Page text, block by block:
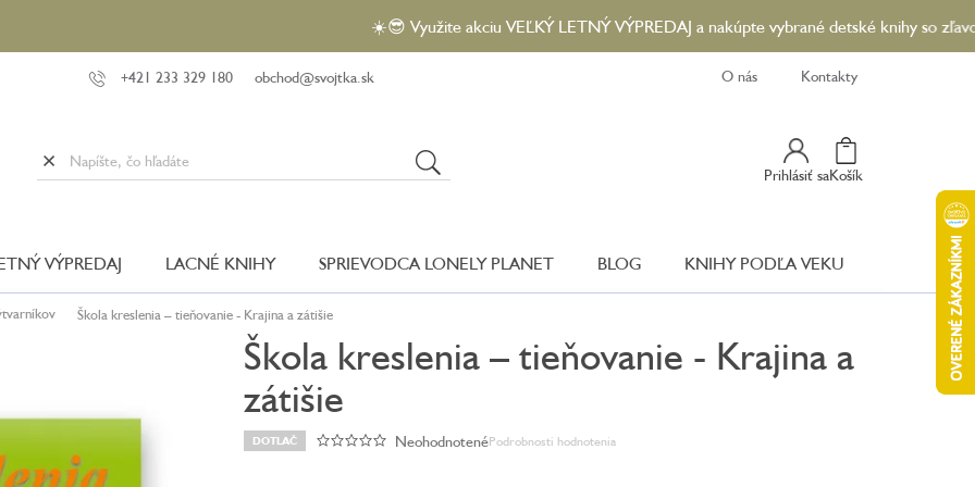
☀️😎 Využite akciu VEĽKÝ LETNÝ VÝPREDAJ a nakúpte vybrané detské knihy so zľavou až
+421 233 329 180 obchod@svojtka.sk O nás Kontakty
Prihlásiť sa
Nákupný
Košík
VÝPREDAJ LACNÉ KNIHY SPRIEVODCA LONELY PLANET BLOG KNIHY PODĽA VEKU
Škola kreslenia – tieňovanie - Krajina a zátišie
Škola kreslenia – tieňovanie - Krajina a
zátišie
Podrobnosti hodnotenia
DOTLAČ
Priemerné
Neohodnotené